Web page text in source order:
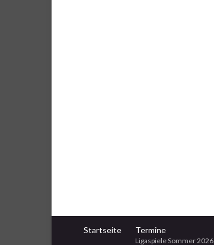
Startseite Termine
Ligaspiele Sommer 2026